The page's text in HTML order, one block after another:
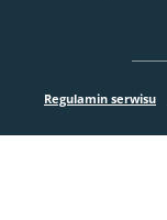
Regulamin serwisu